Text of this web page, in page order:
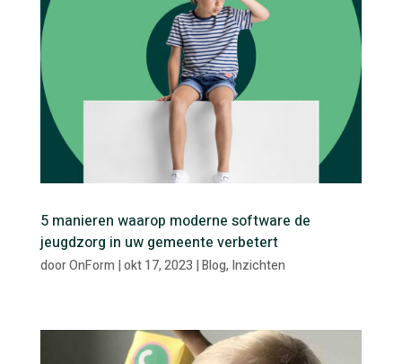
5 manieren waarop moderne software de
jeugdzorg in uw gemeente verbetert
doorOnForm |okt 17, 2023 |Blog,Inzichten